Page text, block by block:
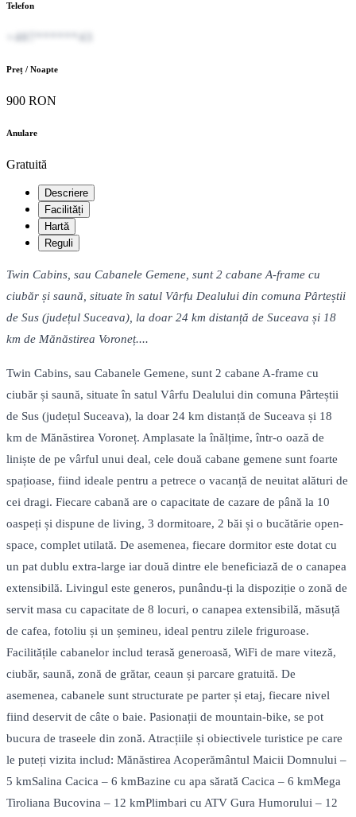
Telefon
+407******43
Preț / Noapte
900 RON
Anulare
Gratuită
Descriere
Facilități
Hartă
Reguli
Twin Cabins, sau Cabanele Gemene, sunt 2 cabane A-frame cu
ciubăr și saună, situate în satul Vârfu Dealului din comuna Pârteștii
de Sus (județul Suceava), la doar 24 km distanță de Suceava și 18
km de Mănăstirea Voroneț....
Twin Cabins, sau Cabanele Gemene, sunt 2 cabane A-frame cu
ciubăr și saună, situate în satul Vârfu Dealului din comuna Pârteștii
de Sus (județul Suceava), la doar 24 km distanță de Suceava și 18
km de Mănăstirea Voroneț. Amplasate la înălțime, într-o oază de
liniște de pe vârful unui deal, cele două cabane gemene sunt foarte
spațioase, fiind ideale pentru a petrece o vacanță de neuitat alături de
cei dragi. Fiecare cabană are o capacitate de cazare de până la 10
oaspeți și dispune de living, 3 dormitoare, 2 băi și o bucătărie open-
space, complet utilată. De asemenea, fiecare dormitor este dotat cu
un pat dublu extra-large iar două dintre ele beneficiază de o canapea
extensibilă. Livingul este generos, punându-ți la dispoziție o zonă de
servit masa cu capacitate de 8 locuri, o canapea extensibilă, măsuță
de cafea, fotoliu și un șemineu, ideal pentru zilele friguroase.
Facilitățile cabanelor includ terasă generoasă, WiFi de mare viteză,
ciubăr, saună, zonă de grătar, ceaun și parcare gratuită. De
asemenea, cabanele sunt structurate pe parter și etaj, fiecare nivel
fiind deservit de câte o baie. Pasionații de mountain-bike, se pot
bucura de traseele din zonă. Atracțiile și obiectivele turistice pe care
le puteți vizita includ: Mănăstirea Acoperământul Maicii Domnului –
5 kmSalina Cacica – 6 kmBazine cu apa sărată Cacica – 6 kmMega
Tiroliana Bucovina – 12 kmPlimbari cu ATV Gura Humorului – 12